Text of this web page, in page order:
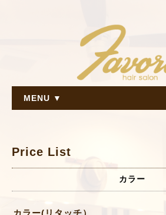
MENU ▼
Price List
カラー